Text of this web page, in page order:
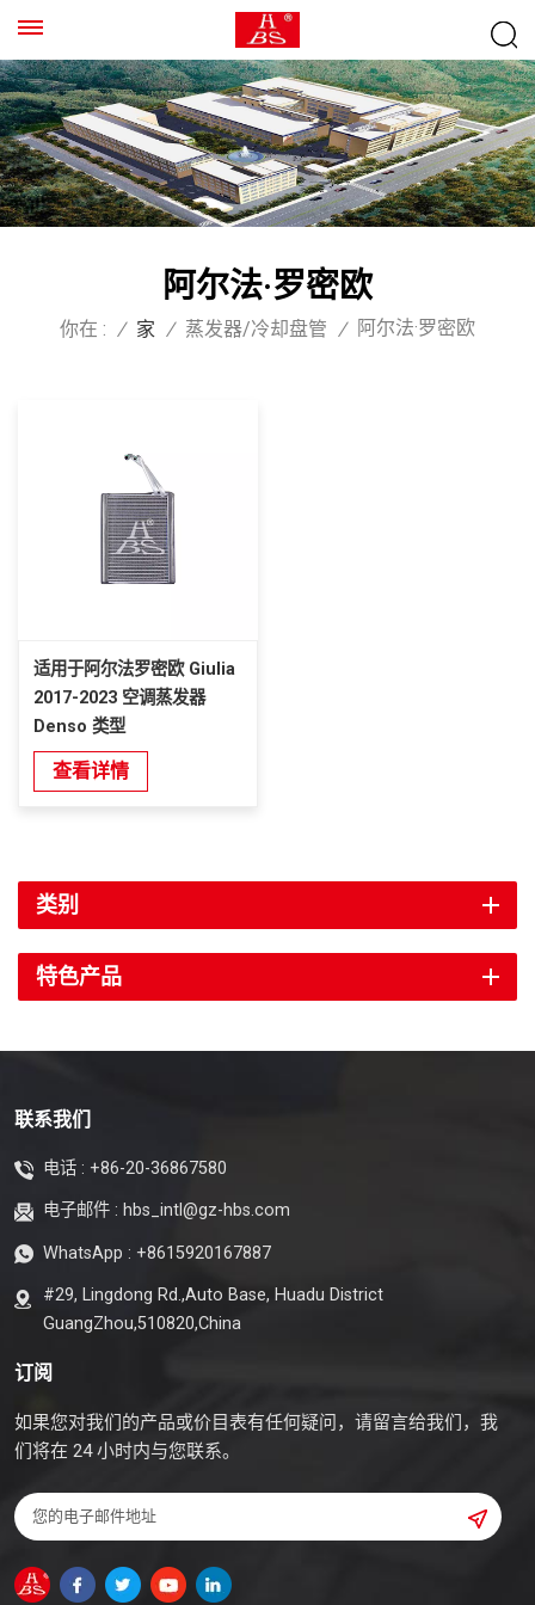
阿尔法·罗密欧
你在 : / 家 / 蒸发器/冷却盘管 / 阿尔法·罗密欧
适用于阿尔法罗密欧 Giulia
2017-2023 空调蒸发器
Denso 类型
查看详情
类别
特色产品
联系我们
电话 : +86-20-36867580
电子邮件 : hbs_intl@gz-hbs.com
WhatsApp : +8615920167887
#29, Lingdong Rd.,Auto Base, Huadu District
GuangZhou,510820,China
订阅
如果您对我们的产品或价目表有任何疑问，请留言给我们，我
们将在 24 小时内与您联系。